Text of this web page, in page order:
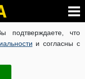
подтверждаете, что
и согласны с
КОРОНАВИРУС В
ЧИТАТИ УКРАЇНСЬКОЮ